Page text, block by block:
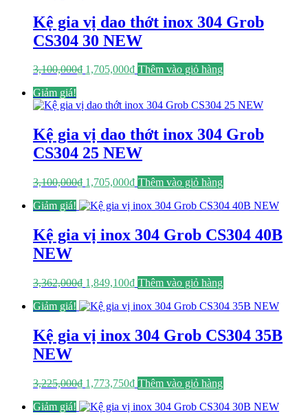
Kệ gia vị dao thớt inox 304 Grob
CS304 30 NEW
3,100,000₫ Giá
3,100,000₫.
1,705,000₫Giá
là:
Thêm vào giỏ hàng
Giảm giá!
Kệ gia vị dao thớt inox 304 Grob
CS304 25 NEW
3,100,000₫ Giá
là:
1,705,000₫Giá
tại
1,705,000₫.
Thêm vào giỏ hàng
Giảm giá!
Kệ gia vị inox 304 Grob CS304 40B
NEW
3,362,000₫ Giá
là:
1,849,100₫Giá
tại
1,849,100₫.
Thêm vào giỏ hàng
Giảm giá!
Kệ gia vị inox 304 Grob CS304 35B
NEW
3,225,000₫ Giá
là:
1,773,750₫Giá
tại
Thêm vào giỏ hàng
Giảm giá!